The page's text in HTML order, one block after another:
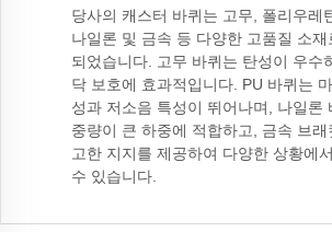
당사의 캐스터 바퀴는 고무, 폴리우레
나일론 및 금속 등 다양한 고품질 소재
되었습니다. 고무 바퀴는 탄성이 우수
닥 보호에 효과적입니다. PU 바퀴는
성과 저소음 특성이 뛰어나며, 나일론
중량이 큰 하중에 적합하고, 금속 브래
고한 지지를 제공하여 다양한 상황에
수 있습니다.